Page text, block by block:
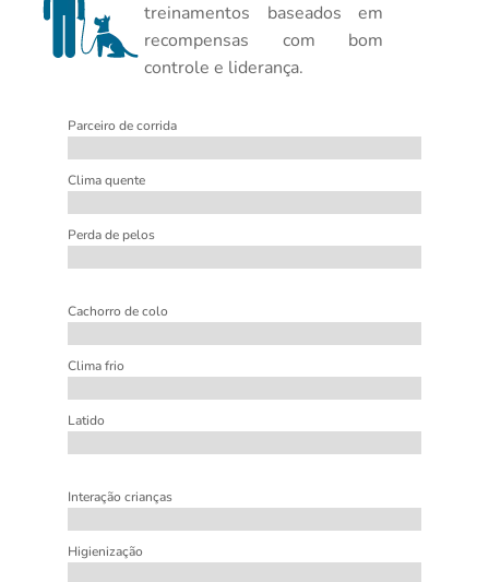
treinamentos baseados em
recompensas com bom
controle e liderança.
Parceiro de corrida
Clima quente
Perda de pelos
Cachorro de colo
Clima frio
Latido
Interação crianças
Higienização